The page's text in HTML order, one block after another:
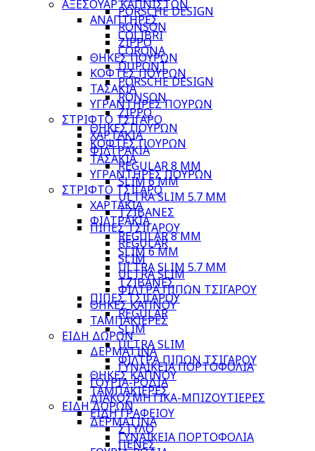
PORSCHE DESIGN
RONSON
ZIPPO
ΘΗΚΕΣ ΠΟΥΡΩΝ
ΚΟΦΤΕΣ ΠΟΥΡΩΝ
ΤΑΣΑΚΙΑ
ΥΓΡΑΝΤΗΡΕΣ ΠΟΥΡΩΝ
ΣΤΡΙΦΤΟ ΤΣΙΓΑΡΟ
ΧΑΡΤΑΚΙΑ
ΦΙΛΤΡΑΚΙΑ
REGULAR 8 MM
SLIM 6 MM
ULTRA SLIM 5.7 MM
ΤΖΙΒΑΝΕΣ
ΠΙΠΕΣ ΤΣΙΓΑΡΟΥ
REGULAR
SLIM
ULTRA SLIM
ΦΙΛΤΡΑ ΠΙΠΩΝ ΤΣΙΓΑΡΟΥ
ΘΗΚΕΣ ΚΑΠΝΟΥ
ΤΑΜΠΑΚΙΕΡΕΣ
ΕΙΔΗ ΔΩΡΩΝ
ΔΕΡΜΑΤΙΝΑ
ΓΥΝΑΙΚΕΙΑ ΠΟΡΤΟΦΟΛΙΑ
ΓΟΥΡΙΑ-ΡΟΔΙΑ
ΔΙΑΚΟΣΜΗΤΙΚΑ-ΜΠΙΖΟΥΤΙΕΡΕΣ
ΕΙΔΗ ΓΡΑΦΕΙΟΥ
ΣΤΥΛΟ
ΠΕΝΕΣ
ΑΞΕΣΟΥΑΡ ΚΑΠΝΙΣΤΩΝ
ΑΝΑΠΤΗΡΕΣ
COLIBRI
CORONA
DUPONT
PORSCHE DESIGN
RONSON
ZIPPO
ΘΗΚΕΣ ΠΟΥΡΩΝ
ΚΟΦΤΕΣ ΠΟΥΡΩΝ
ΤΑΣΑΚΙΑ
ΥΓΡΑΝΤΗΡΕΣ ΠΟΥΡΩΝ
ΣΤΡΙΦΤΟ ΤΣΙΓΑΡΟ
ΧΑΡΤΑΚΙΑ
ΦΙΛΤΡΑΚΙΑ
REGULAR 8 MM
SLIM 6 MM
ULTRA SLIM 5.7 MM
ΤΖΙΒΑΝΕΣ
ΠΙΠΕΣ ΤΣΙΓΑΡΟΥ
REGULAR
SLIM
ULTRA SLIM
ΦΙΛΤΡΑ ΠΙΠΩΝ ΤΣΙΓΑΡΟΥ
ΘΗΚΕΣ ΚΑΠΝΟΥ
ΤΑΜΠΑΚΙΕΡΕΣ
ΕΙΔΗ ΔΩΡΩΝ
ΔΕΡΜΑΤΙΝΑ
ΓΥΝΑΙΚΕΙΑ ΠΟΡΤΟΦΟΛΙΑ